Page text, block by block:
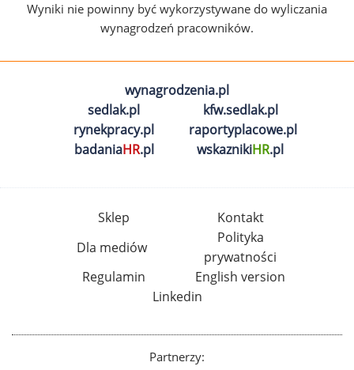
Wyniki nie powinny być wykorzystywane do wyliczania
wynagrodzeń pracowników.
wynagrodzenia.pl
sedlak.pl
kfw.sedlak.pl
rynekpracy.pl
raportyplacowe.pl
badaniaHR.pl wskaznikiHR.pl
Sklep
Kontakt
Dla mediów
Polityka
prywatności
Regulamin
English version
Linkedin
Partnerzy: